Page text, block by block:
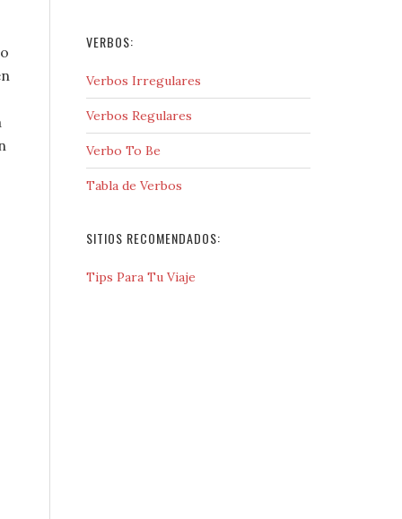
VERBOS:
Verbos Irregulares
Verbos Regulares
Verbo To Be
Tabla de Verbos
SITIOS RECOMENDADOS:
Tips Para Tu Viaje